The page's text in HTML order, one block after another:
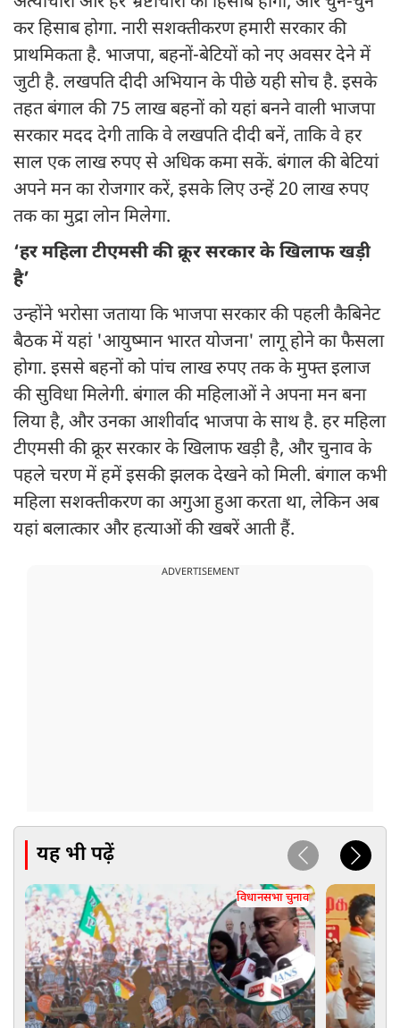
कर हिसाब होगा. नारी सशक्तीकरण हमारी सरकार की
प्राथमिकता है. भाजपा, बहनों-बेटियों को नए अवसर देने में
जुटी है. लखपति दीदी अभियान के पीछे यही सोच है. इसके
तहत बंगाल की 75 लाख बहनों को यहां बनने वाली भाजपा
सरकार मदद देगी ताकि वे लखपति दीदी बनें, ताकि वे हर
साल एक लाख रुपए से अधिक कमा सकें. बंगाल की बेटियां
अपने मन का रोजगार करें, इसके लिए उन्हें 20 लाख रुपए
तक का मुद्रा लोन मिलेगा.
‘हर महिला टीएमसी की क्रूर सरकार के खिलाफ खड़ी
है’
उन्होंने भरोसा जताया कि भाजपा सरकार की पहली कैबिनेट
बैठक में यहां 'आयुष्मान भारत योजना' लागू होने का फैसला
होगा. इससे बहनों को पांच लाख रुपए तक के मुफ्त इलाज
की सुविधा मिलेगी. बंगाल की महिलाओं ने अपना मन बना
लिया है, और उनका आशीर्वाद भाजपा के साथ है. हर महिला
टीएमसी की क्रूर सरकार के खिलाफ खड़ी है, और चुनाव के
पहले चरण में हमें इसकी झलक देखने को मिली. बंगाल कभी
महिला सशक्तीकरण का अगुआ हुआ करता था, लेकिन अब
यहां बलात्कार और हत्याओं की खबरें आती हैं.
ADVERTISEMENT
यह भी पढ़ें
विधानसभा चुनाव